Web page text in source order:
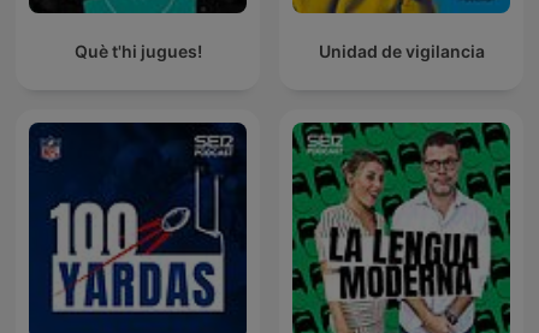
Què t'hi jugues! Unidad de vigilancia